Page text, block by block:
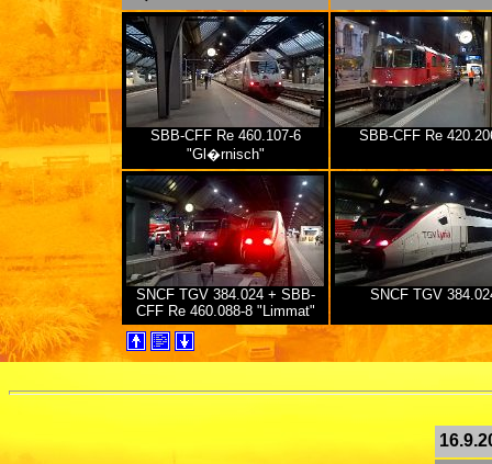
SBB-CFF Re 460.107-6
"Gl�rnisch"
SBB-CFF Re
SNCF TGV 384.024 + SBB-
CFF Re 460.088-8 "Limmat"
SNCF TGV